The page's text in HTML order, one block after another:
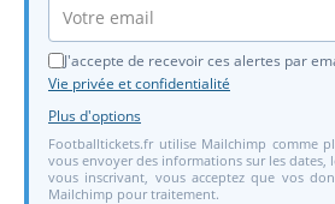
J'accepte de recevoir ces alertes par
Vie privée et confidentialité
Plus d'options
Footballtickets.fr utilise Mailchimp comme
vous envoyer des informations sur les dates,
vous inscrivant, vous acceptez que vos
Mailchimp pour traitement.